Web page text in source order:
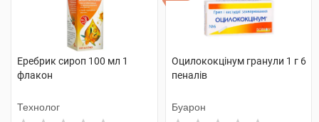
Еребрик сироп 100 мл 1
флакон
Технолог
Оцилококцінум гранули 1 г 6
пеналів
Буарон